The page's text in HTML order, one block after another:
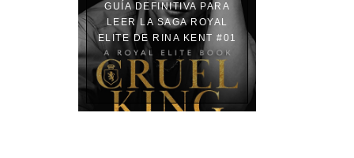
GUÍA DEFINITIVA PARA
LEER LA SAGA ROYAL
ELITE DE RINA KENT #01